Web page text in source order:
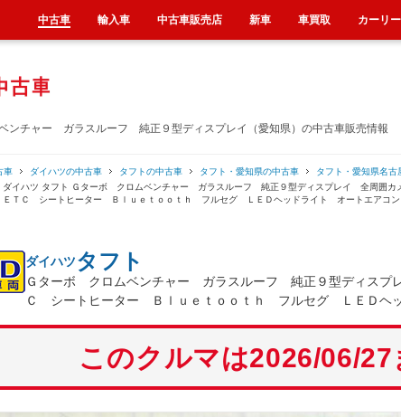
ンチャー ガラスルーフ 純正９型ディスプレイ（愛知県）の中古車販売情報
車 ダイハツの中古車 タフトの中古車 タフト・愛知県の中古車
タフト・愛知県名古
ダイハツ タフト Ｇターボ クロムベンチャー ガラスルーフ 純正９型ディスプレイ 全周囲
ＥＴＣ シートヒーター Ｂｌｕｅｔｏｏｔｈ フルセグ ＬＥＤヘッドライト オートエアコン
ダイハツタフト
Ｇターボ クロムベンチャー ガラスルーフ 純正９型ディス
Ｃ シートヒーター Ｂｌｕｅｔｏｏｔｈ フルセグ ＬＥＤヘッ
このクルマは2026/06/
中古車 輸入車 中古車販売店 新車 車買取 カーリ